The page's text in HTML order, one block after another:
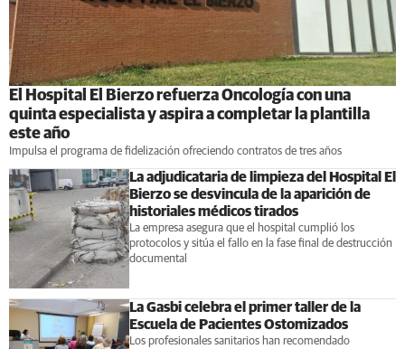
El Hospital El Bierzo refuerza Oncología con una
quinta especialista y aspira a completar la plantilla
este año
Impulsa el programa de fidelización ofreciendo contratos de tres años
La adjudicataria de limpieza del Hospital El
Bierzo se desvincula de la aparición de
historiales médicos tirados
La empresa asegura que el hospital cumplió los
protocolos y sitúa el fallo en la fase final de destrucción
documental
La Gasbi celebra el primer taller de la
Escuela de Pacientes Ostomizados
Los profesionales sanitarios han recomendado